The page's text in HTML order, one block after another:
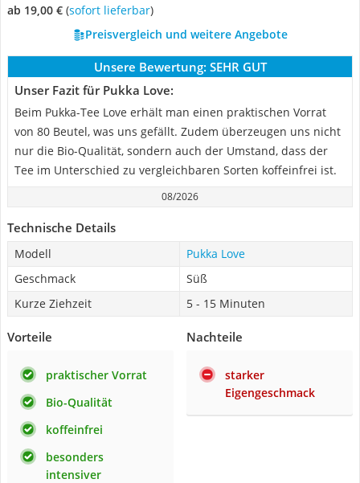
ab 19,00 € ( Sofort lieferbar)
Preisvergleich und weitere Angebote
Unsere Bewertung: SEHR GUT
Unser Fazit für Pukka Love:
Beim Pukka-Tee Love erhält man einen praktischen Vorrat
von 80 Beutel, was uns gefällt. Zudem überzeugen uns nicht
nur die Bio-Qualität, sondern auch der Umstand, dass der
Tee im Unterschied zu vergleichbaren Sorten koffeinfrei ist.
08/2026
Technische Details
Modell
Pukka Love
Geschmack
Süß
Kurze Ziehzeit
5 - 15 Minuten
Vorteile
praktischer Vorrat
Bio-Qualität
koffeinfrei
besonders
intensiver
Nachteile
starker
Eigengeschmack